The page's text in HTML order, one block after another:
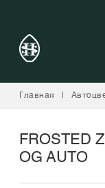
Главная
FROSTED
OG AUTO